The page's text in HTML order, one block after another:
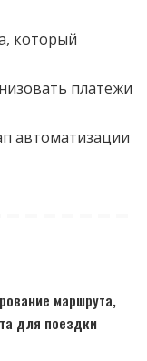
который
платежи
автоматизации
маршрута,
для поездки